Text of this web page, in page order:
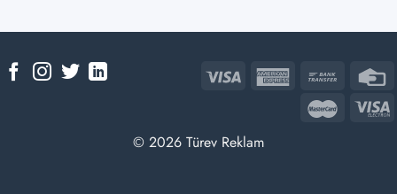
© 2026 Türev Reklam